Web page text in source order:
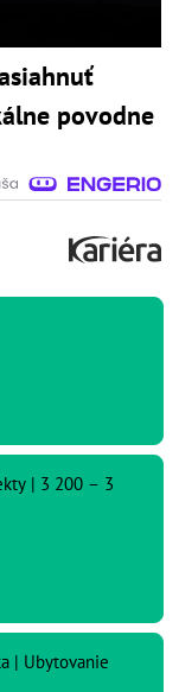
povodne
| 3 200 – 3
| Ubytovanie